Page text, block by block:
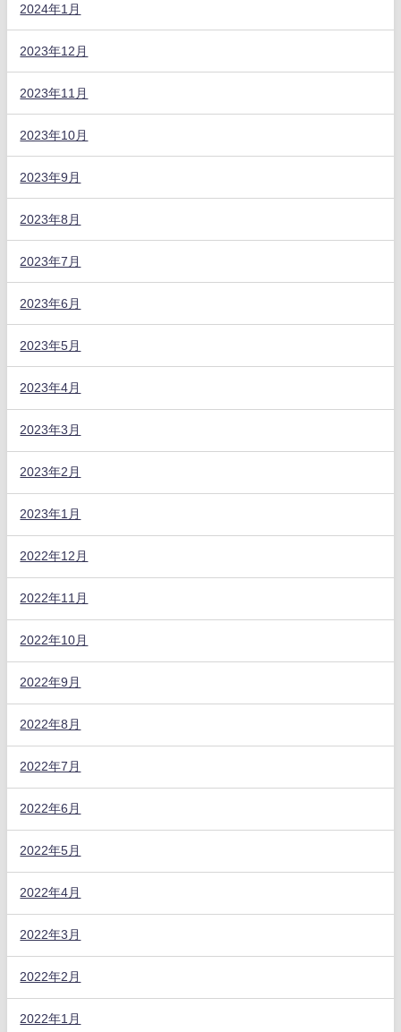
2024年1月
2023年12月
2023年11月
2023年10月
2023年9月
2023年8月
2023年7月
2023年6月
2023年5月
2023年4月
2023年3月
2023年2月
2023年1月
2022年12月
2022年11月
2022年10月
2022年9月
2022年8月
2022年7月
2022年6月
2022年5月
2022年4月
2022年3月
2022年2月
2022年1月